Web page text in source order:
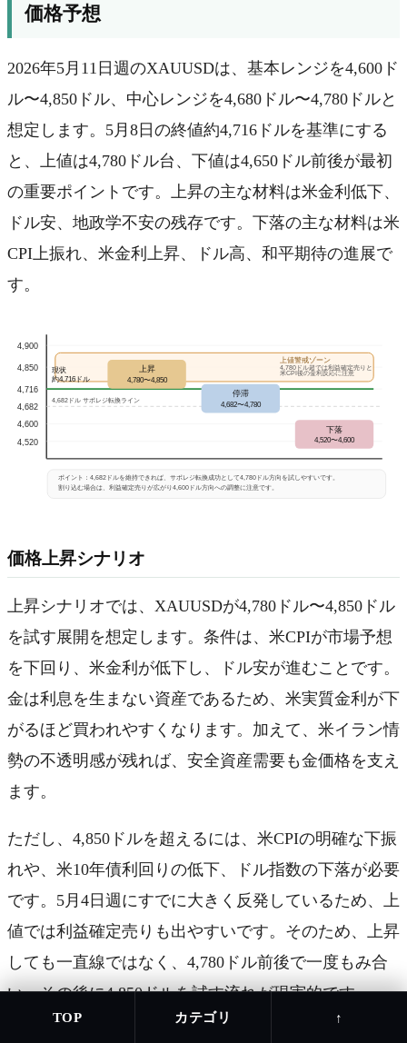
TOP カテゴリ ↑
価格予想
2026年5月11日週のXAUUSDは、基本レンジを4,600ド
ル〜4,850ドル、中心レンジを4,680ドル〜4,780ドルと
想定します。5月8日の終値約4,716ドルを基準にする
と、上値は4,780ドル台、下値は4,650ドル前後が最初
の重要ポイントです。上昇の主な材料は米金利低下、
ドル安、地政学不安の残存です。下落の主な材料は米
CPI上振れ、米金利上昇、ドル高、和平期待の進展で
す。
4,900
4,850
4,716
4,682
4,600
4,520
上値警戒ゾーン
4,780ドル超では利益確定売りと
米CPI後の金利反応に注意
現状
約4,716ドル
4,682ドル サポレジ転換ライン
上昇
4,780〜4,850
停滞
4,682〜4,780
下落
4,520〜4,600
ポイント：4,682ドルを維持できれば、サポレジ転換成功として4,780ドル方向を試しやすいです。
割り込む場合は、利益確定売りが広がり4,600ドル方向への調整に注意です。
価格上昇シナリオ
上昇シナリオでは、XAUUSDが4,780ドル〜4,850ドル
を試す展開を想定します。条件は、米CPIが市場予想
を下回り、米金利が低下し、ドル安が進むことです。
金は利息を生まない資産であるため、米実質金利が下
がるほど買われやすくなります。加えて、米イラン情
勢の不透明感が残れば、安全資産需要も金価格を支え
ます。
ただし、4,850ドルを超えるには、米CPIの明確な下振
れや、米10年債利回りの低下、ドル指数の下落が必要
です。5月4日週にすでに大きく反発しているため、上
値では利益確定売りも出やすいです。そのため、上昇
しても一直線ではなく、4,780ドル前後で一度もみ合
い、その後に4,850ドルを試す流れが現実的です。